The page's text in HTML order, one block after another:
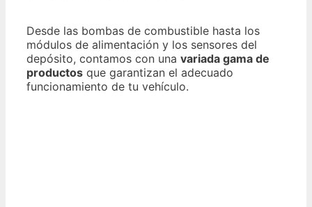
Desde las bombas de combustible hasta los
módulos de alimentación y los sensores del
depósito, contamos con una variada gama de
productos que garantizan el adecuado
funcionamiento de tu vehículo.